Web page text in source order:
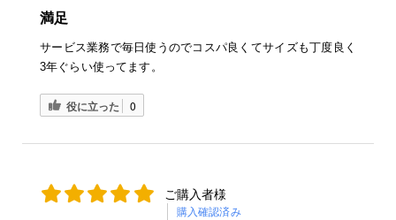
満足
サービス業務で毎日使うのでコスパ良くてサイズも丁度良く
3年ぐらい使ってます。
役に立った 0
ご購入者様
購入確認済み